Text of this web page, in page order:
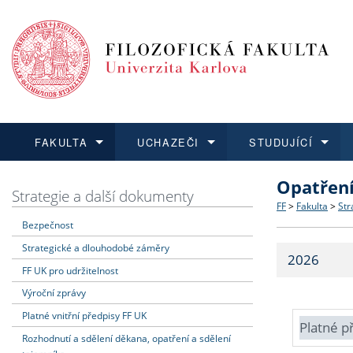
FAKULTA
Dozvědět se více
Struktura
Strategie
Fakultní
UCHAZEČI
Podat přihlášku
Co
Učitelské
STUDUJÍCÍ
Dozvědět se více
Dozvědět se více
O vědě a
Dozvědět se více
Aktuální
Strategie a další dokumenty
Bezpečnost
Strategické a dlouhodobé záměry
FF UK pro udržitelnost
Výroční zprávy
Platné vnitřní předpisy FF UK
Rozhodnutí a sdělení děkana, opatření a sdělení
FF > Fakulta >
2026
Platné